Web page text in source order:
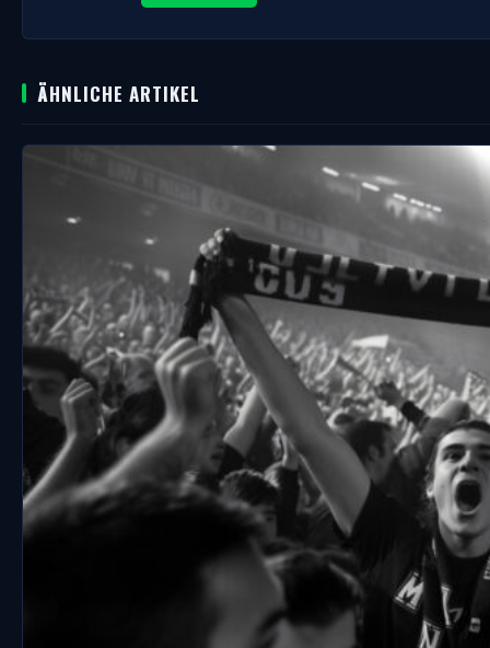
ÄHNLICHE ARTIKEL